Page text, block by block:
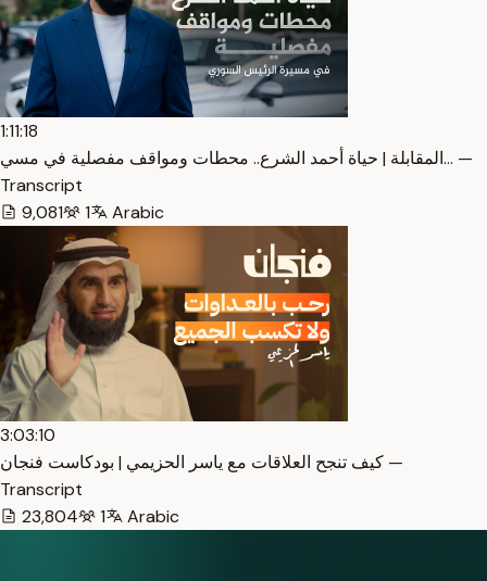
1:11:18
المقابلة | حياة أحمد الشرع.. محطات ومواقف مفصلية في مسي… —
Transcript
9,081
1 Arabic
3:03:10
كيف تنجح العلاقات مع ياسر الحزيمي | بودكاست فنجان —
Transcript
23,804
1 Arabic